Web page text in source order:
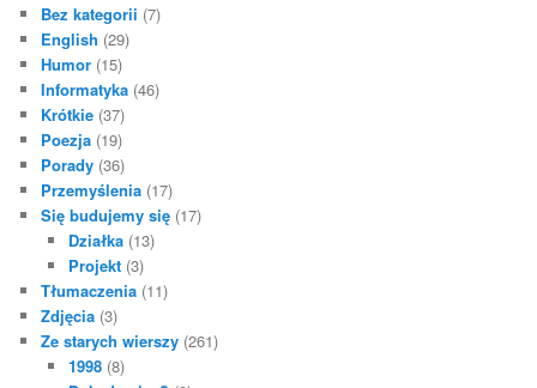
Bez kategorii (7)
English (29)
Humor (15)
Informatyka (46)
Krótkie (37)
Poezja (19)
Porady (36)
Przemyślenia (17)
Się budujemy się (17)
Działka(13)
Projekt(3)
Tłumaczenia (11)
Zdjęcia (3)
Ze starych wierszy (261)
1998(8)